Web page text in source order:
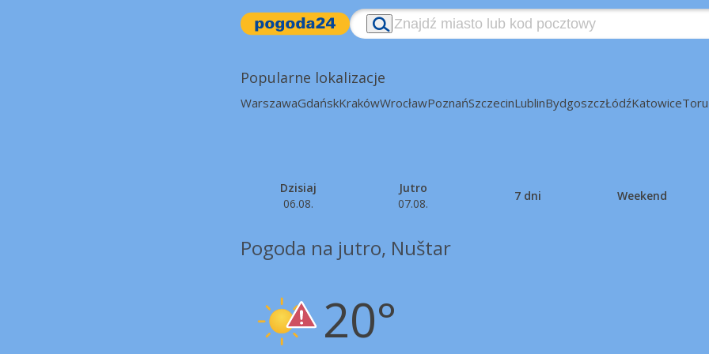
Popularne lokalizacje
WarszawaGdańskKrakówWrocławPoznańSzczecinLublinBydgoszczŁódźKatowice
Dzisiaj
06.08.
Jutro
07.08.
7 dni Weekend
Pogoda na jutro, Nuštar
20°